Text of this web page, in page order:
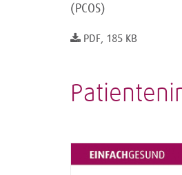
(PCOS)
PDF, 185 KB